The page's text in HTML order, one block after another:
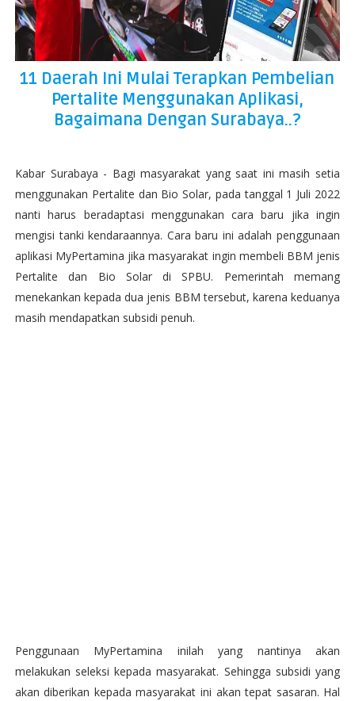
11 Daerah Ini Mulai Terapkan Pembelian
Pertalite Menggunakan Aplikasi,
Bagaimana Dengan Surabaya..?
Kabar Surabaya - Bagi masyarakat yang saat ini masih setia
menggunakan Pertalite dan Bio Solar, pada tanggal 1 Juli 2022
nanti harus beradaptasi menggunakan cara baru jika ingin
mengisi tanki kendaraannya. Cara baru ini adalah penggunaan
aplikasi MyPertamina jika masyarakat ingin membeli BBM jenis
Pertalite dan Bio Solar di SPBU. Pemerintah memang
menekankan kepada dua jenis BBM tersebut, karena keduanya
masih mendapatkan subsidi penuh.
Penggunaan MyPertamina inilah yang nantinya akan
melakukan seleksi kepada masyarakat. Sehingga subsidi yang
akan diberikan kepada masyarakat ini akan tepat sasaran. Hal